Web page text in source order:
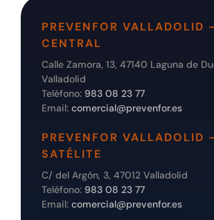
PREVENFOR VALLADOLID
CENTRAL
Calle Zamora, 13, 47140 Laguna de
Valladolid
Teléfono: 983 08 23 77
Email: comercial@prevenfor.es
PREVENFOR VALLADOLID
SATÉLITE
C/ del Argón, 3, 47012 Valladolid
Teléfono: 983 08 23 77
Email: comercial@prevenfor.es